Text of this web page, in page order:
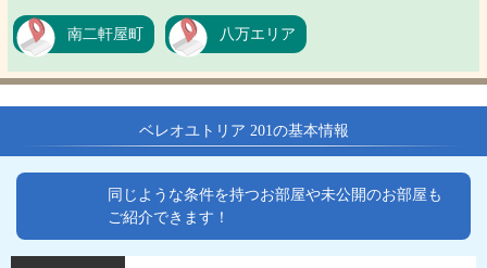
南二軒屋町 八万エリア
ベレオユトリア 201の基本情報
同じような条件を持つお部屋や未公開のお部屋も
ご紹介できます！